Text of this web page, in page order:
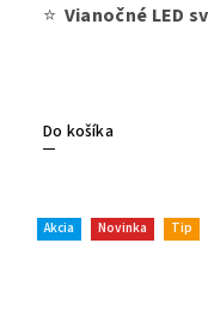
Do košíka
⭐ Vianočné LED
Akcia Novinka Tip